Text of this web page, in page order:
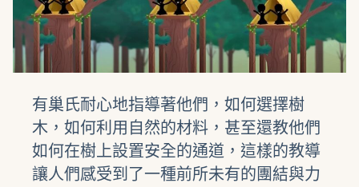
有巢氏耐心地指導著他們，如何選擇樹
木，如何利用自然的材料，甚至還教他們
如何在樹上設置安全的通道，這樣的教導
讓人們感受到了一種前所未有的團結與力